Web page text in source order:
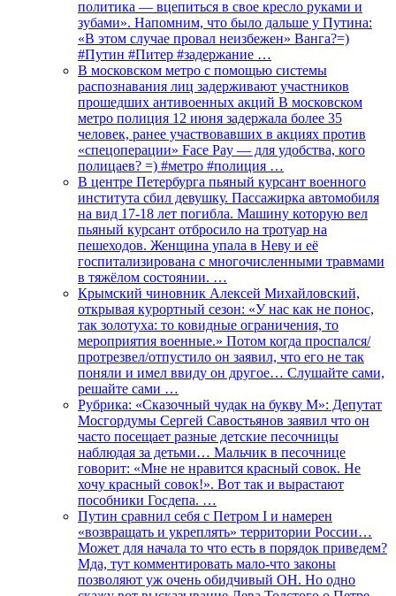
политика — вцепиться в свое кресло руками и
зубами». Напомним, что было дальше у Путина:
«В этом случае провал неизбежен» Ванга?=)
#Путин #Питер #задержание …
В московском метро с помощью системы
распознавания лиц задерживают участников
прошедших антивоенных акций В московском
метро полиция 12 июня задержала более 35
человек, ранее участвовавших в акциях против
«спецоперации» Face Pay — для удобства, кого
полицаев? =) #метро #полиция …
В центре Петербурга пьяный курсант военного
института сбил девушку. Пассажирка автомобиля
на вид 17-18 лет погибла. Машину которую вел
пьяный курсант отбросило на тротуар на
пешеходов. Женщина упала в Неву и её
госпитализирована с многочисленными травмами
в тяжёлом состоянии. …
Крымский чиновник Алексей Михайловский,
открывая курортный сезон: «У нас как не понос,
так золотуха: то ковидные ограничения, то
мероприятия военные.» Потом когда проспался/
протрезвел/отпустило он заявил, что его не так
поняли и имел ввиду он другое… Слушайте сами,
решайте сами …
Рубрика: «Сказочный чудак на букву М»: Депутат
Мосгордумы Сергей Савостьянов заявил что он
часто посещает разные детские песочницы
наблюдая за детьми… Мальчик в песочнице
говорит: «Мне не нравится красный совок. Не
хочу красный совок!». Вот так и вырастают
пособники Госдепа. …
Путин сравнил себя с Петром I и намерен
«возвращать и укреплять» территории России…
Может для начала то что есть в порядок приведем?
Мда, тут комментировать мало-что законы
позволяют уж очень обидчивый ОН. Но одно